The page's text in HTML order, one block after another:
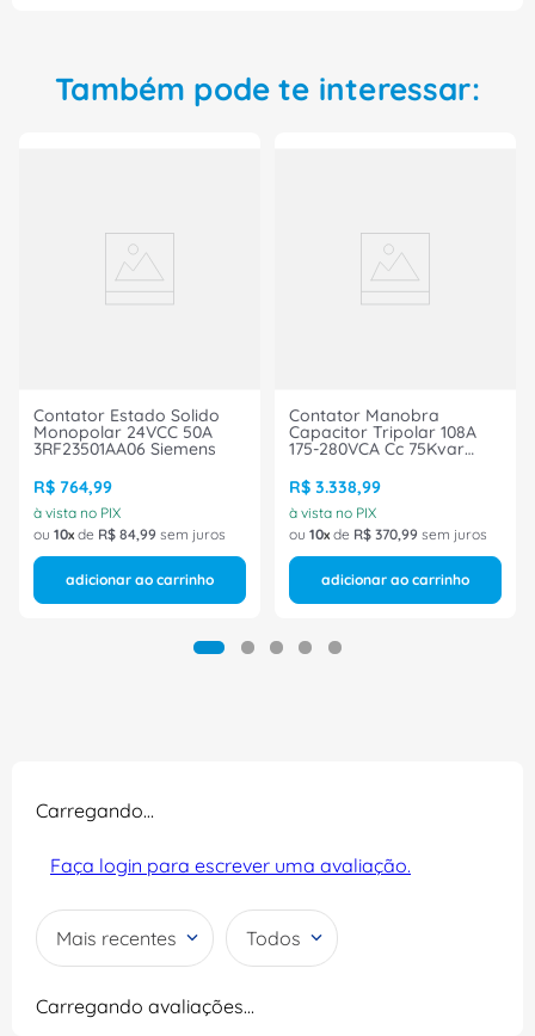
Também pode te interessar:
Contator Estado Solido
Monopolar 24VCC 50A
3RF23501AA06 Siemens
R$ 764,99
à vista no PIX
ou 10 de R$ 84,99 sem juros
adicionar ao carrinho
Contator Manobra
Capacitor Tripolar 108A
175-280VCA Cc 75Kvar
Siemens
R$ 3.338,99
à vista no PIX
ou 10 de R$ 370,99 sem juros
adicionar ao carrinho
Carregando…
Faça login para escrever uma avaliação.
Mais recentes Todos
Carregando avaliações…